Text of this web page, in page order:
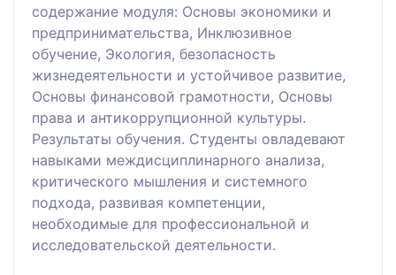
содержание модуля: Основы экономики и
предпринимательства, Инклюзивное
обучение, Экология, безопасность
жизнедеятельности и устойчивое развитие,
Основы финансовой грамотности, Основы
права и антикоррупционной культуры.
Результаты обучения. Студенты овладевают
навыками междисциплинарного анализа,
критического мышления и системного
подхода, развивая компетенции,
необходимые для профессиональной и
исследовательской деятельности.